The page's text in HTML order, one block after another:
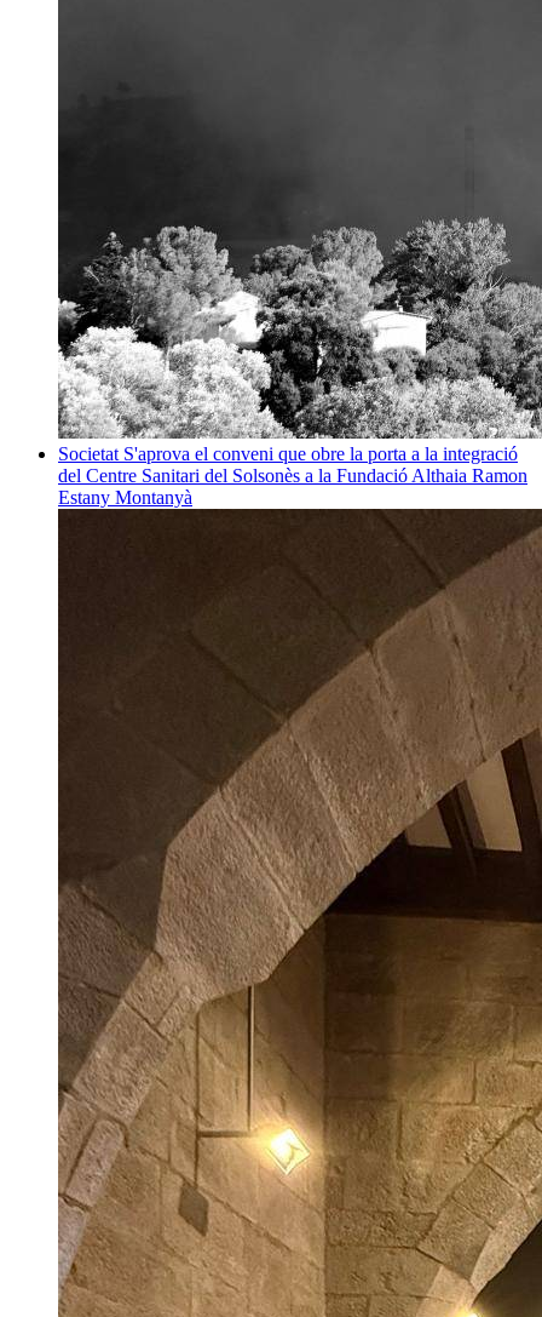
Societat S'aprova el conveni que obre la porta a la integració
del Centre Sanitari del Solsonès a la Fundació Althaia Ramon
Estany Montanyà